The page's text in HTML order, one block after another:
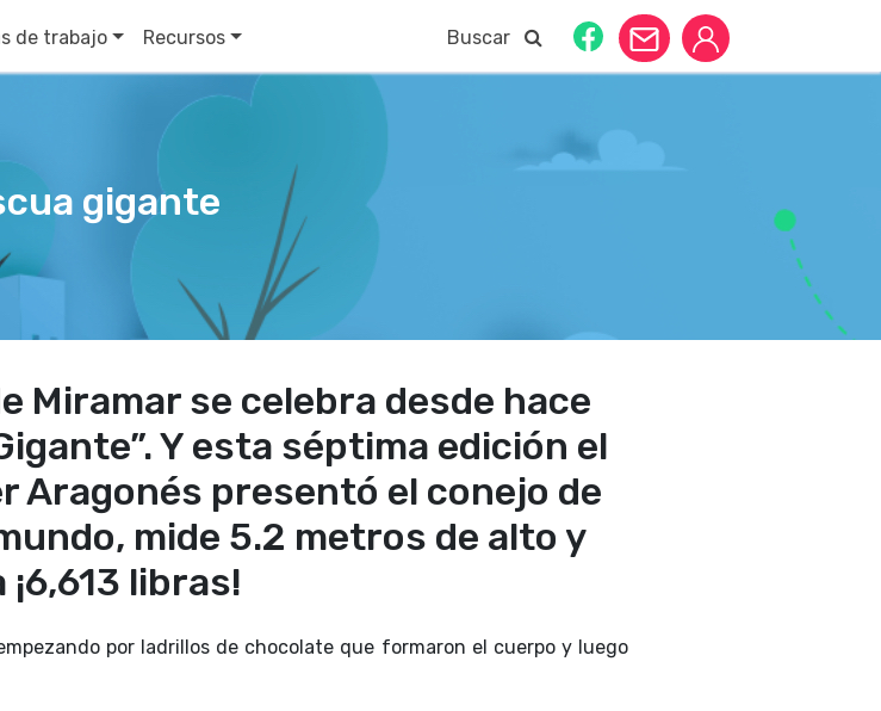
de trabajo Recursos Buscar
gigante
Miramar se celebra desde hace
Y esta séptima edición el
Aragonés presentó el conejo de
mide 5.2 metros de alto y
¡6,613 libras!
por ladrillos de chocolate que formaron el cuerpo y luego